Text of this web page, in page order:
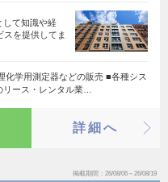
して知識や経
を提供してま
化学用測定器などの販売 ■各種シス
ース・レンタル業…
詳細へ
掲載期間 26/08/06～26/08/19